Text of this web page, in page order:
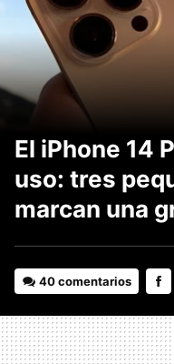
El iPhone 14
uso: tres
marcan una
40 comentarios